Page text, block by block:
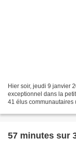
Hier soir, jeudi 9 janvier
exceptionnel dans la
41 élus communautaires
57 minutes sur